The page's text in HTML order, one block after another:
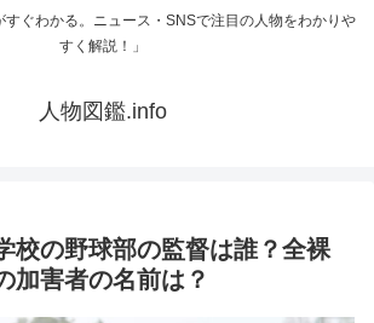
すぐわかる。ニュース・SNSで注目の人物をわかりや
すく解説！」
人物図鑑.info
校の野球部の監督は誰？全裸
加害者の名前は？